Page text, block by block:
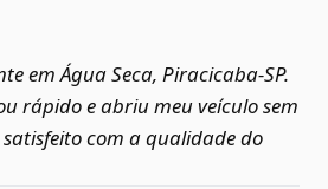
em Água Seca, Piracicaba‑SP.
rápido e abriu meu veículo sem
com a qualidade do